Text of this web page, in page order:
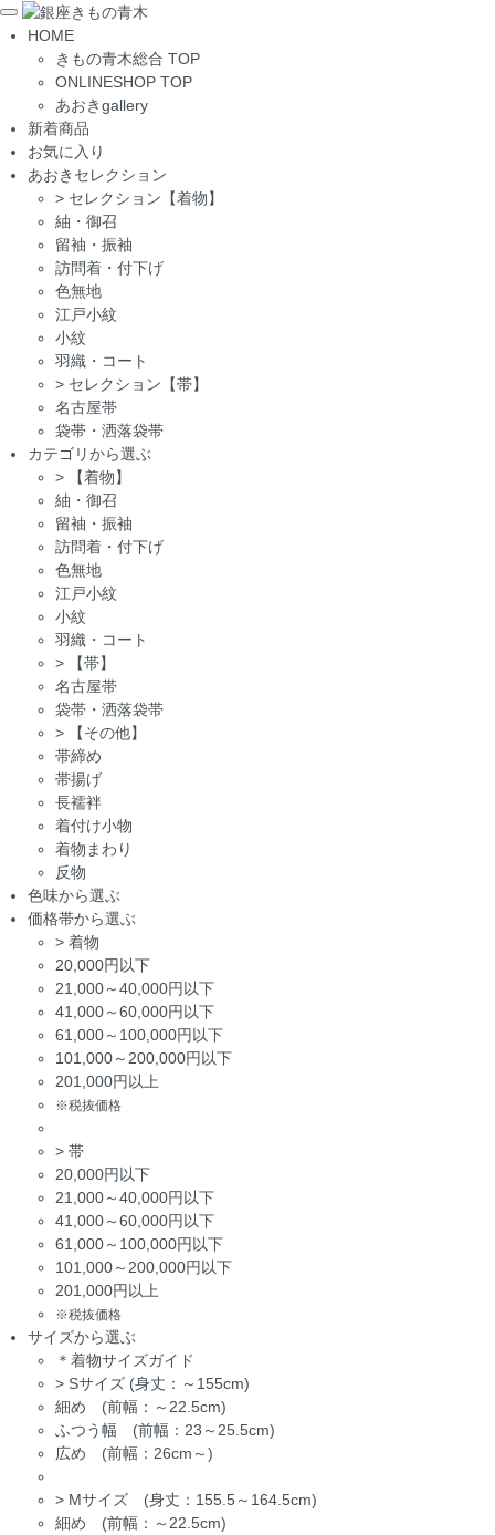
Toggle
navigation
HOME
きもの青木総合 TOP
ONLINESHOP TOP
あおきgallery
新着商品
お気に入り
あおきセレクション
> セレクション【着物】
紬・御召
留袖・振袖
訪問着・付下げ
色無地
江戸小紋
小紋
羽織・コート
> セレクション【帯】
名古屋帯
袋帯・洒落袋帯
カテゴリから選ぶ
>
【着物】
紬・御召
留袖・振袖
訪問着・付下げ
色無地
江戸小紋
小紋
羽織・コート
>
【帯】
名古屋帯
袋帯・洒落袋帯
>
【その他】
帯締め
帯揚げ
長襦袢
着付け小物
着物まわり
反物
色味から選ぶ
価格帯から選ぶ
> 着物
20,000円以下
21,000～40,000円以下
41,000～60,000円以下
61,000～100,000円以下
101,000～200,000円以下
201,000円以上
※税抜価格
> 帯
20,000円以下
21,000～40,000円以下
41,000～60,000円以下
61,000～100,000円以下
101,000～200,000円以下
201,000円以上
※税抜価格
サイズから選ぶ
＊着物サイズガイド
> Sサイズ (身丈：～155cm)
細め (前幅：～22.5cm)
ふつう幅 (前幅：23～25.5cm)
広め (前幅：26cm～)
> Mサイズ (身丈：155.5～164.5cm)
細め (前幅：～22.5cm)